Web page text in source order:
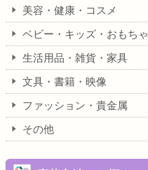
美容・健康・コスメ
ベビー・キッズ・おもちゃ
生活用品・雑貨・家具
文具・書籍・映像
ファッション・貴金属
その他